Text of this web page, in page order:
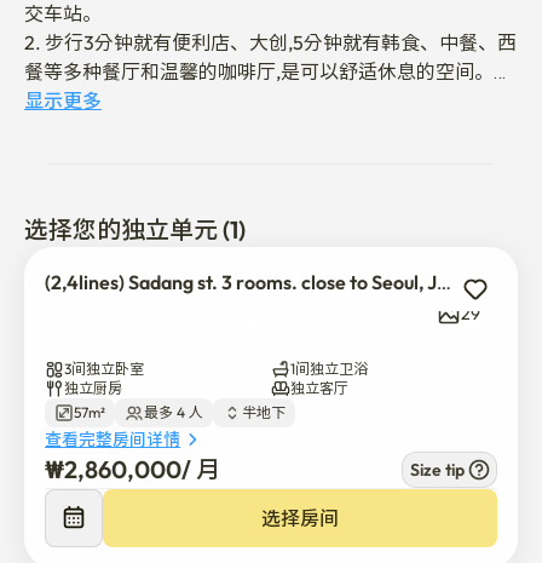
交车站。
2. 步行3分钟就有便利店、大创,5分钟就有韩食、中餐、西
餐等多种餐厅和温馨的咖啡厅,是可以舒适休息的空间。
3. 乘坐地铁30分钟以内可到达韩国著名旅游景点国立中央
5. 主播精通英语，喜欢和外国嘉宾交流。
显示更多
选择您的独立单元 (1)
(2,4lines) Sadang st. 3 rooms. close to Seoul, Jungang uni.
29
3间独立卧室
1间独立卫浴
独立厨房
独立客厅
57m²
最多 4 人 半地下
查看完整房间详情
₩2,860,000/ 月 Size tip
选择房间